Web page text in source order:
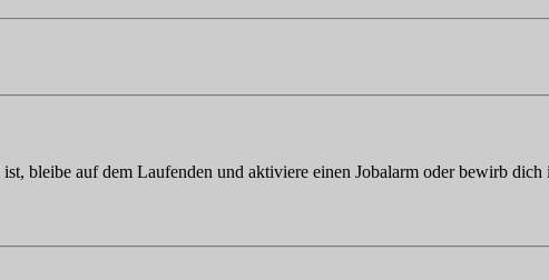
bleibe auf dem Laufenden und aktiviere einen Jobalarm oder bewirb